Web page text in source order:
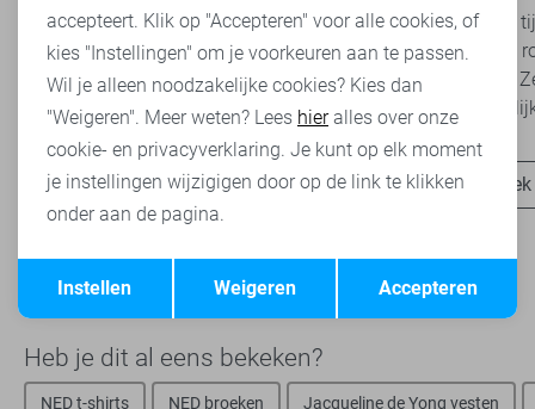
overal ziet
Van luchtige jurken en broderie blouses tot
zachte kleuren en verfijnde details: de Boho
Romance trend is niet meer weg te denken uit
het modebeeld. Ook...
Ontdek nu
Basics zijn
belangrijke
garderobe.
Heb je dit al eens bekeken?
NED t-shirts NED broeken Jacqueline de Yong vesten
Terug Opslaan
accepteert. Klik op "Accepteren" voor alle cookies, of
kies "Instellingen" om je voorkeuren aan te passen.
Wil je alleen noodzakelijke cookies? Kies dan
"Weigeren". Meer weten? Lees hieralles over onze
cookie- en privacyverklaring. Je kunt op elk moment
je instellingen wijzigigen door op de link te klikken
onder aan de pagina.
Accepteren
Weigeren
Instellen